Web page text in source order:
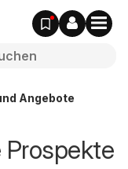
Angebote